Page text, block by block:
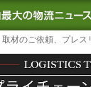
TODAY
取材のご依頼、プレ